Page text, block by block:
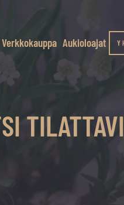
Verkkokauppa Aukioloajat